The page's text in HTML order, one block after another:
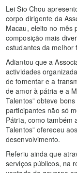
Lei Sio Chou
corpo dirigente da
Macau, eleito no mês
composição mais
estudantes da melhor
Adiantou que a
actividades
de fomentar e a
de amor à pátria e a
Talentos” obteve
participantes não só
Pátria, como também
Talentos” ofereceu
desenvolvimento.
Referiu ainda que
serviços públicos, na